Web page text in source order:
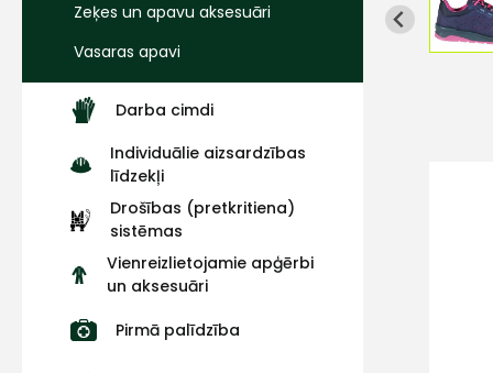
Zeķes un apavu aksesuāri
Vasaras apavi
Darba cimdi
Individuālie aizsardzības
līdzekļi
Drošības (pretkritiena)
sistēmas
Vienreizlietojamie apģērbi
un aksesuāri
Pirmā palīdzība